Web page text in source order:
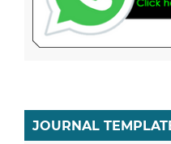
JOURNAL